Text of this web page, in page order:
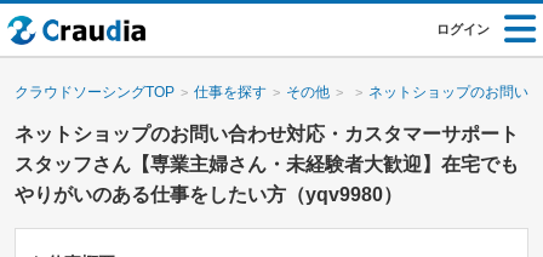
ログイン
クラウドソーシングTOP 仕事を探す その他 ネットショップのお問い
ネットショップのお問い合わせ対応・カスタマーサポート
スタッフさん【専業主婦さん・未経験者大歓迎】在宅でも
やりがいのある仕事をしたい方（yqv9980）